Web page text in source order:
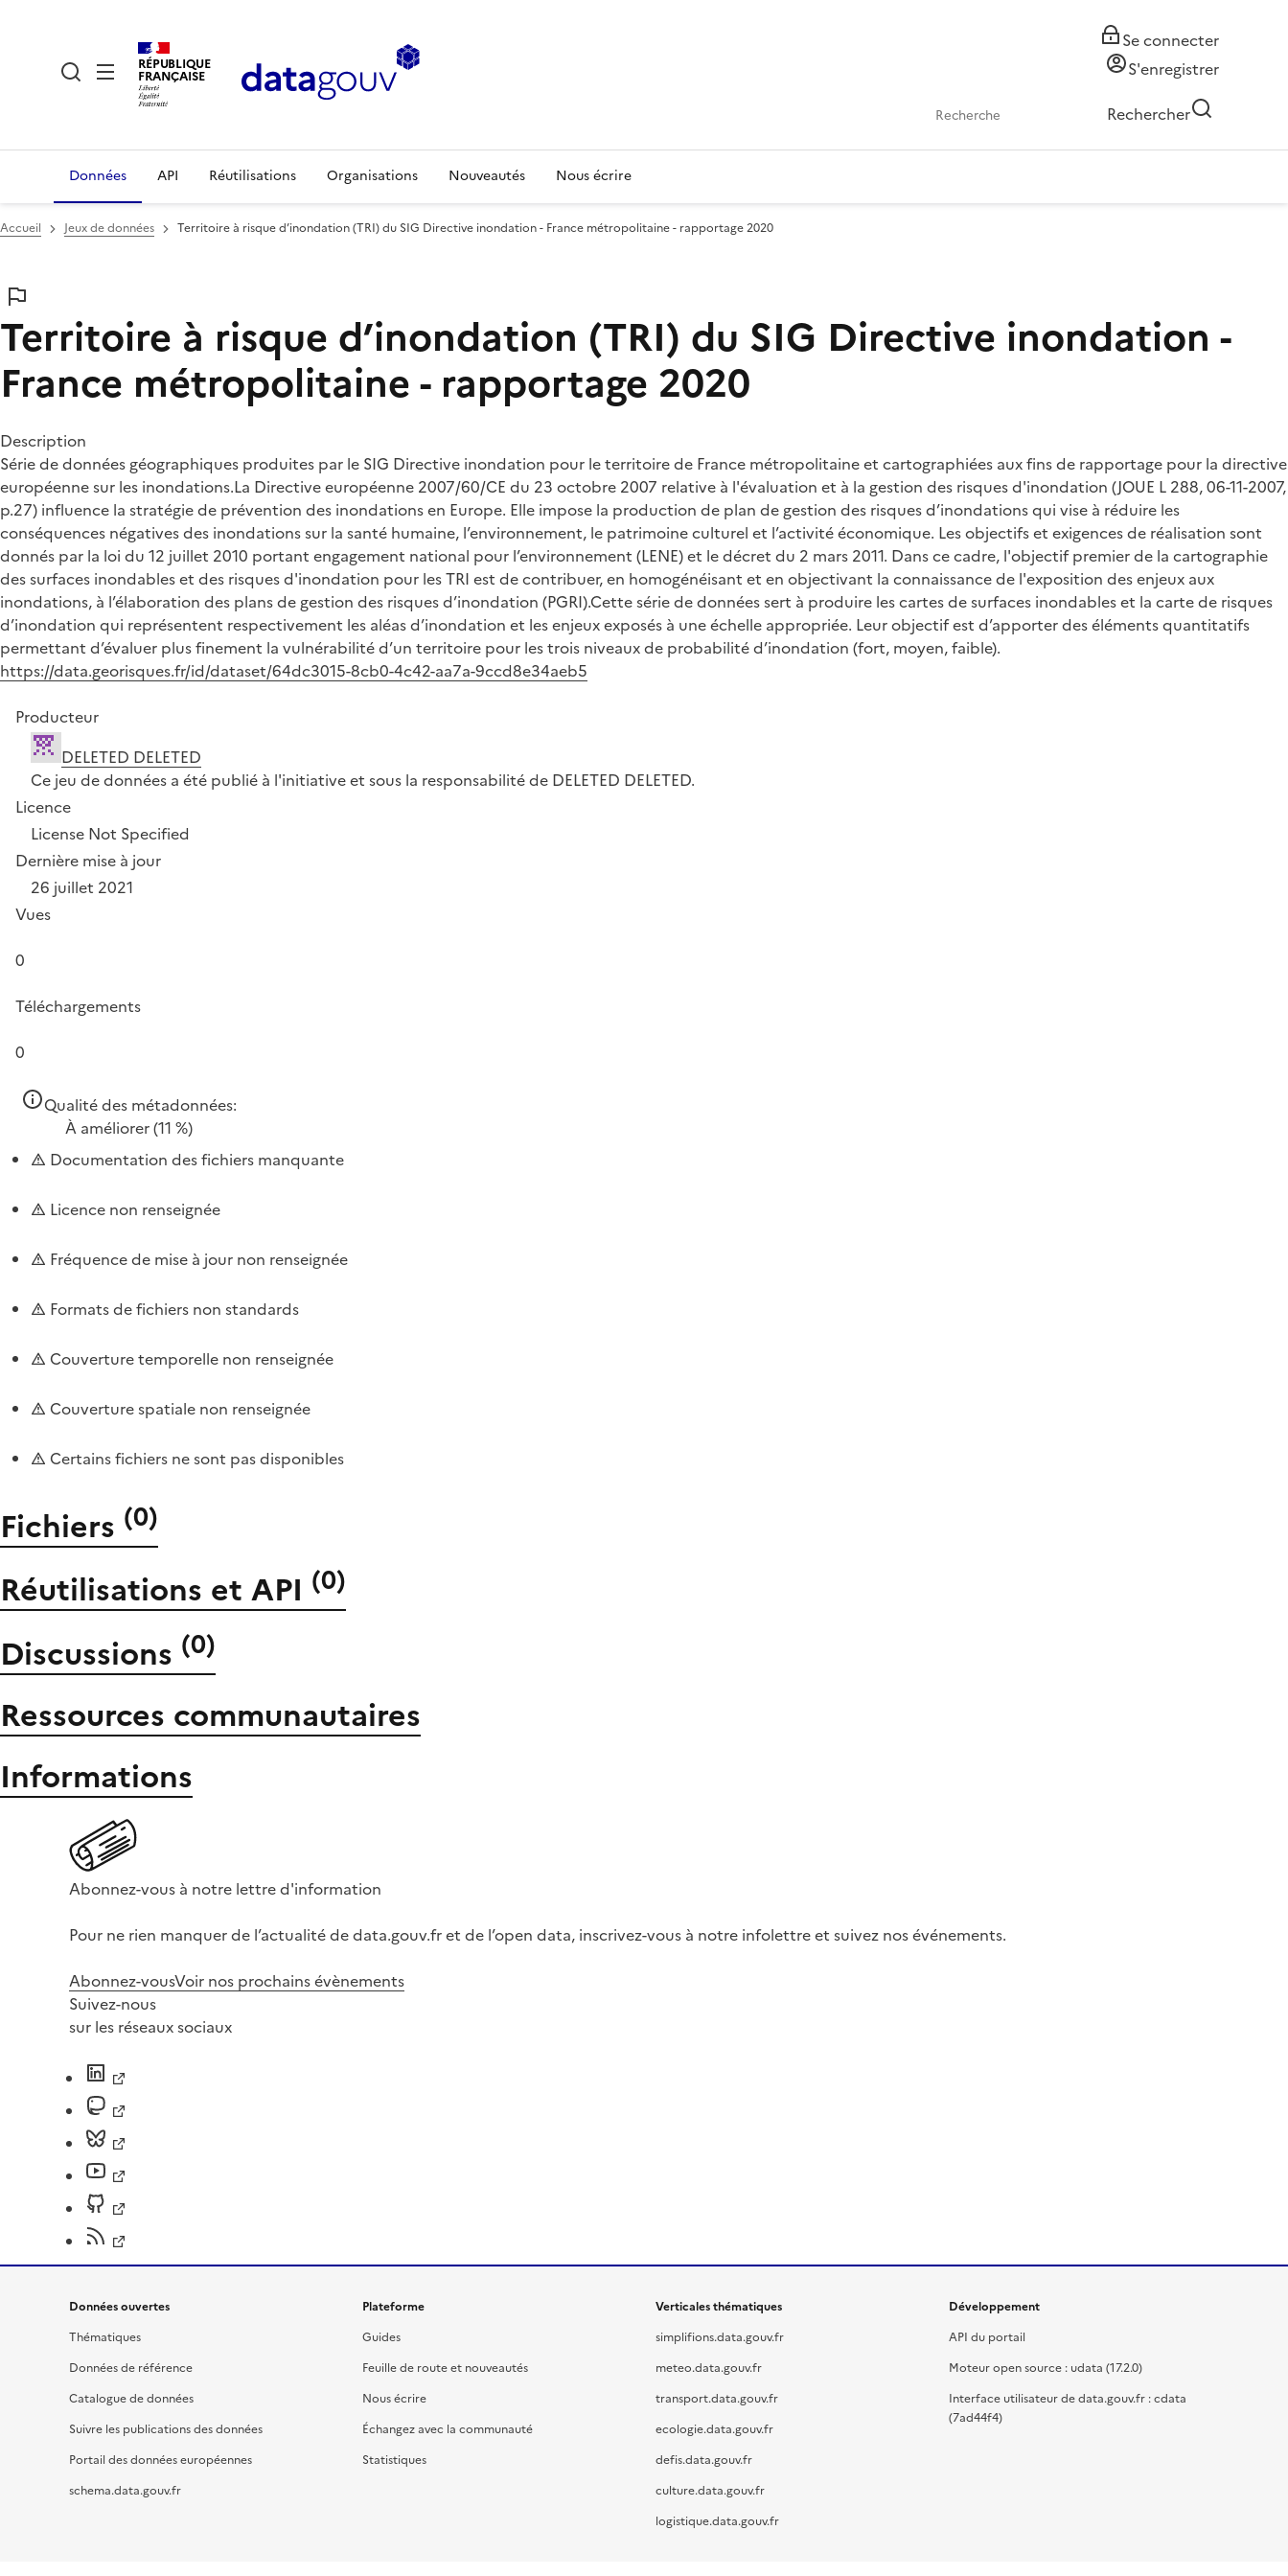
RÉPUBLIQUE
FRANÇAISE
Se connecter
S'enregistrer
Rechercher
Données API Réutilisations Organisations Nouveautés Nous écrire
Accueil Jeux de données Territoire à risque d’inondation (TRI) du SIG Directive inondation - France métropolitaine - rapportage 2020
Territoire à risque d’inondation (TRI) du SIG Directive inondation -
France métropolitaine - rapportage 2020
Description
Série de données géographiques produites par le SIG Directive inondation pour le territoire de France métropolitaine et cartographiées aux fins de rapportage pour la directive
européenne sur les inondations.La Directive européenne 2007/60/CE du 23 octobre 2007 relative à l'évaluation et à la gestion des risques d'inondation (JOUE L 288, 06-11-2007,
p.27) influence la stratégie de prévention des inondations en Europe. Elle impose la production de plan de gestion des risques d’inondations qui vise à réduire les
conséquences négatives des inondations sur la santé humaine, l’environnement, le patrimoine culturel et l’activité économique. Les objectifs et exigences de réalisation sont
donnés par la loi du 12 juillet 2010 portant engagement national pour l’environnement (LENE) et le décret du 2 mars 2011. Dans ce cadre, l'objectif premier de la cartographie
des surfaces inondables et des risques d'inondation pour les TRI est de contribuer, en homogénéisant et en objectivant la connaissance de l'exposition des enjeux aux
inondations, à l’élaboration des plans de gestion des risques d’inondation (PGRI).Cette série de données sert à produire les cartes de surfaces inondables et la carte de risques
d’inondation qui représentent respectivement les aléas d’inondation et les enjeux exposés à une échelle appropriée. Leur objectif est d’apporter des éléments quantitatifs
permettant d’évaluer plus finement la vulnérabilité d’un territoire pour les trois niveaux de probabilité d’inondation (fort, moyen, faible).
https://data.georisques.fr/id/dataset/64dc3015-8cb0-4c42-aa7a-9ccd8e34aeb5
Producteur
DELETED DELETED
Ce jeu de données a été publié à l'initiative et sous la responsabilité de DELETED DELETED.
Licence
License Not Specified
Dernière mise à jour
26 juillet 2021
Vues
0
Téléchargements
0
Qualité des métadonnées:
À améliorer(11 %)
Documentation des fichiers manquante
Licence non renseignée
Fréquence de mise à jour non renseignée
Formats de fichiers non standards
Couverture temporelle non renseignée
Couverture spatiale non renseignée
Certains fichiers ne sont pas disponibles
Fichiers (0)
Réutilisations et API (0)
Discussions (0)
Ressources communautaires
Informations
Abonnez-vous à notre lettre d'information
Pour ne rien manquer de l’actualité de data.gouv.fr et de l’open data, inscrivez-vous à notre infolettre et suivez nos événements.
Abonnez-vousVoir nos prochains évènements
Suivez-nous
sur les réseaux sociaux
Données ouvertes
Thématiques
Données de référence
Catalogue de données
Suivre les publications des données
Portail des données européennes
schema.data.gouv.fr
Plateforme
Guides
Feuille de route et nouveautés
Nous écrire
Échangez avec la communauté
Statistiques
Verticales thématiques
simplifions.data.gouv.fr
meteo.data.gouv.fr
transport.data.gouv.fr
ecologie.data.gouv.fr
defis.data.gouv.fr
culture.data.gouv.fr
logistique.data.gouv.fr
Développement
API du portail
Moteur open source : udata (17.2.0)
Interface utilisateur de data.gouv.fr : cdata
(7ad44f4)